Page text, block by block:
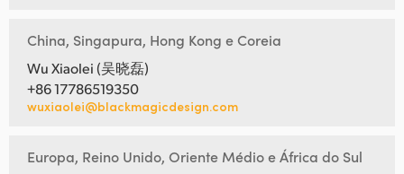
China, Singapura, Hong Kong e Coreia
Wu Xiaolei (吴晓磊)
+86 17786519350
wuxiaolei@blackmagicdesign.com
Europa, Reino Unido, Oriente Médio e África do Sul